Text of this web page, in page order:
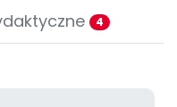
4